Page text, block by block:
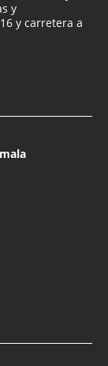
y
y carretera a